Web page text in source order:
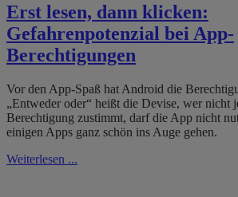
Erst lesen, dann klicken:
Gefahrenpotenzial bei App-
Berechtigungen
Vor den App-Spaß hat Android die
„Entweder oder“ heißt die Devise, wer nicht
Berechtigung zustimmt, darf die App nicht
einigen Apps ganz schön ins Auge gehen.
Weiterlesen ...